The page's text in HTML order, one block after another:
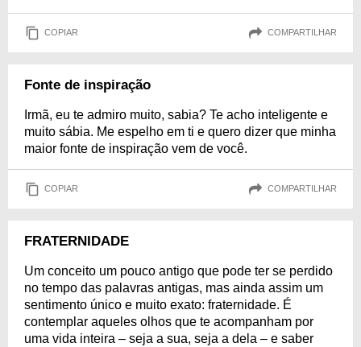
COPIAR COMPARTILHAR
Fonte de inspiração
Irmã, eu te admiro muito, sabia? Te acho inteligente e
muito sábia. Me espelho em ti e quero dizer que minha
maior fonte de inspiração vem de você.
COPIAR COMPARTILHAR
FRATERNIDADE
Um conceito um pouco antigo que pode ter se perdido
no tempo das palavras antigas, mas ainda assim um
sentimento único e muito exato: fraternidade. É
contemplar aqueles olhos que te acompanham por
uma vida inteira – seja a sua, seja a dela – e saber